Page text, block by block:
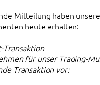
Mitteilung haben unsere
heute erhalten:
Transaktion
für unser Trading-
Transaktion vor: